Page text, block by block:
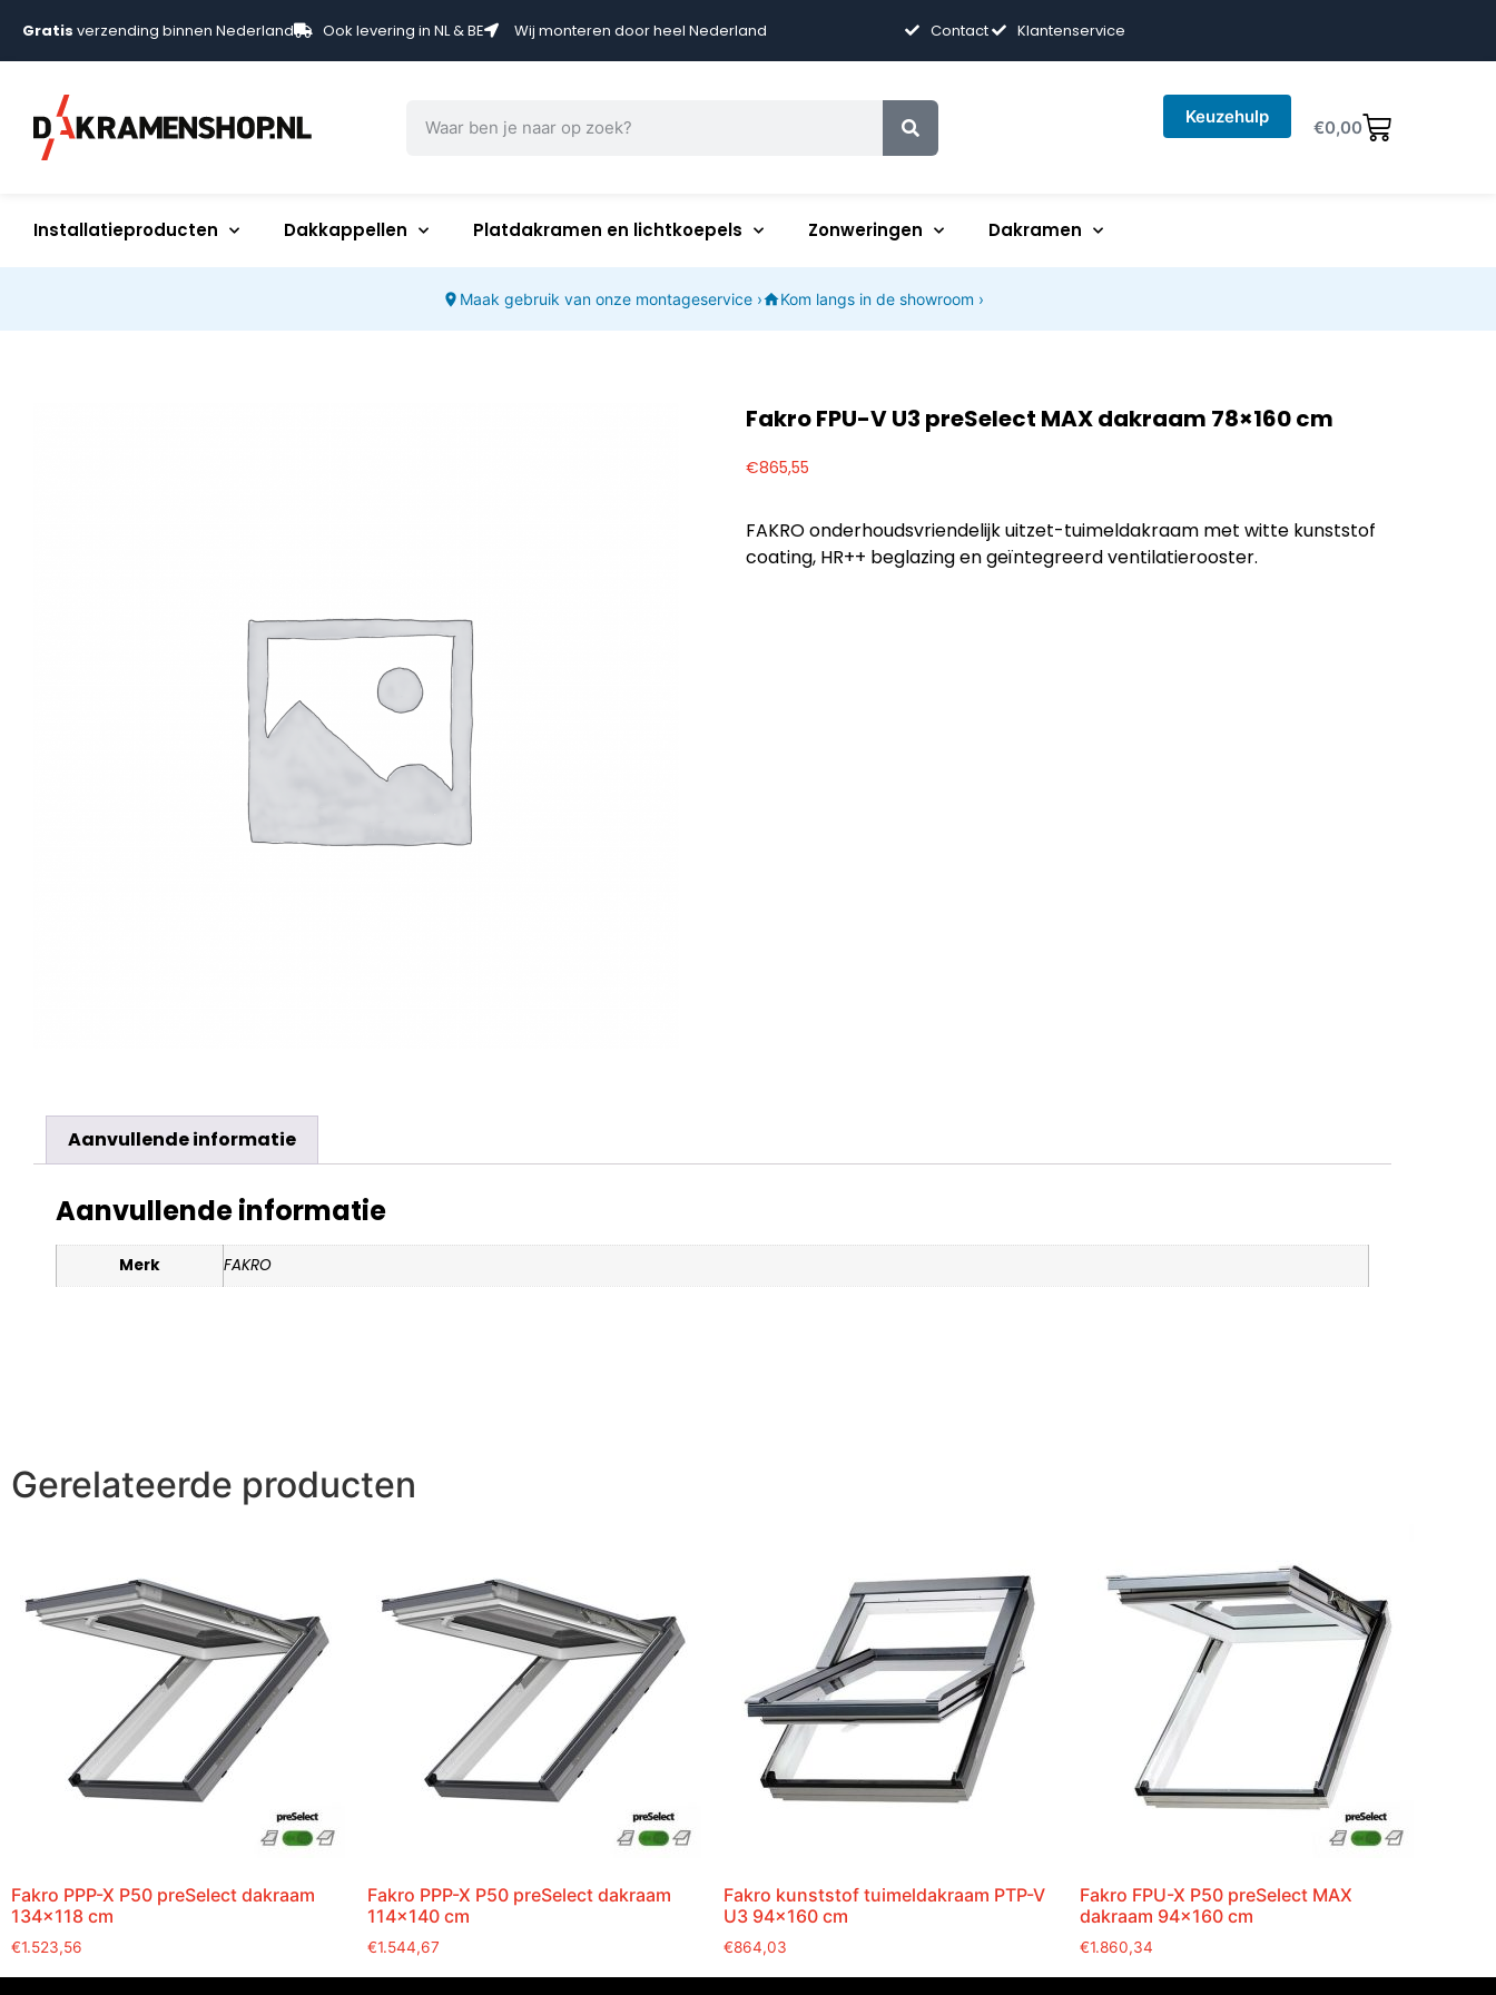
Gratis verzending binnen Nederland Ook levering in NL & BE Wij monteren door heel Nederland Contact Klantenservice
Keuzehulp
€0,00
Installatieproducten Dakkappellen Platdakramen en lichtkoepels Zonweringen Dakramen
Maak gebruik van onze montageservice › Kom langs in de showroom ›
Fakro FPU-V U3 preSelect MAX dakraam 78×160 cm
€865,55
FAKRO onderhoudsvriendelijk uitzet-tuimeldakraam met witte kunststof
coating, HR++ beglazing en geïntegreerd ventilatierooster.
Aanvullende informatie
Aanvullende informatie
Merk FAKRO
Gerelateerde producten
Fakro PPP-X P50 preSelect dakraam
134×118 cm
€1.523,56
Fakro PPP-X P50 preSelect dakraam
114×140 cm
€1.544,67
Fakro kunststof tuimeldakraam PTP-V
U3 94×160 cm
€864,03
Fakro FPU-X P50 preSelect MAX
dakraam 94×160 cm
€1.860,34